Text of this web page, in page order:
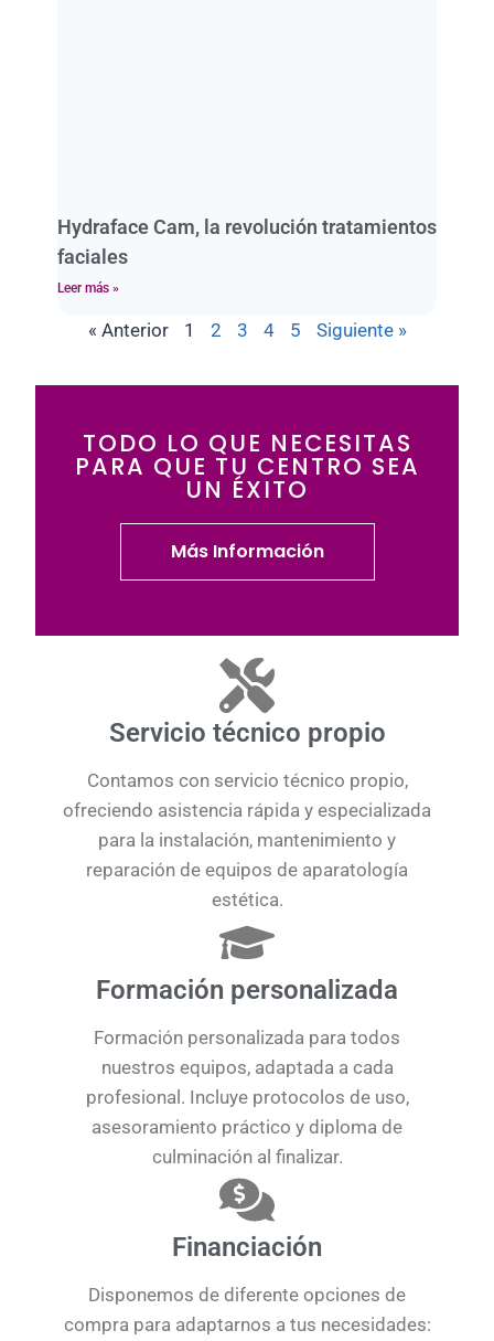
Hydraface Cam, la revolución tratamientos
faciales
Leer más »
« Anterior 1 2 3 4 5 Siguiente »
TODO LO QUE NECESITAS
PARA QUE TU CENTRO SEA
UN ÉXITO
Más Información
Servicio técnico propio
Contamos con servicio técnico propio,
ofreciendo asistencia rápida y especializada
para la instalación, mantenimiento y
reparación de equipos de aparatología
estética.
Formación personalizada
Formación personalizada para todos
nuestros equipos, adaptada a cada
profesional. Incluye protocolos de uso,
asesoramiento práctico y diploma de
culminación al finalizar.
Financiación
Disponemos de diferente opciones de
compra para adaptarnos a tus necesidades: